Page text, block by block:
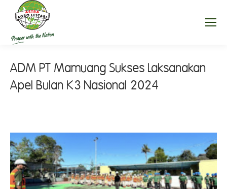
ADM PT Mamuang Sukses Laksanakan
Apel Bulan K3 Nasional 2024